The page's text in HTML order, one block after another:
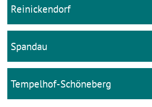
Reinickendorf
Spandau
Tempelhof-Schöneberg